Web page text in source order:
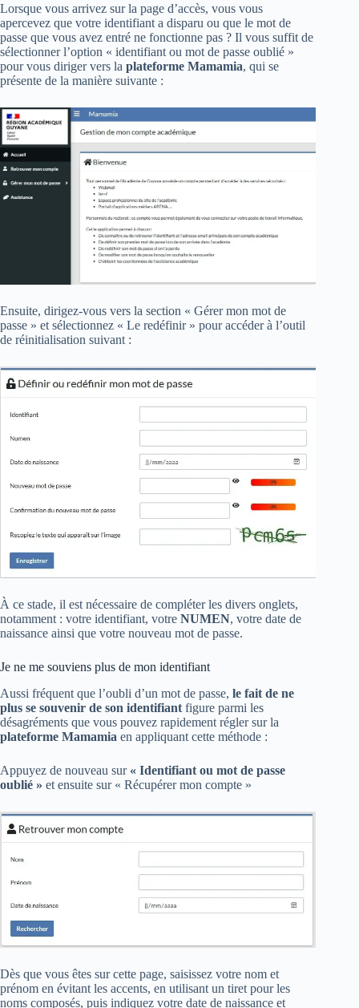
Lorsque vous arrivez sur la page d’accès, vous vous
apercevez que votre identifiant a disparu ou que le mot de
passe que vous avez entré ne fonctionne pas ? Il vous suffit de
sélectionner l’option « identifiant ou mot de passe oublié »
pour vous diriger vers la plateforme Mamamia, qui se
présente de la manière suivante :
Ensuite, dirigez-vous vers la section « Gérer mon mot de
passe » et sélectionnez « Le redéfinir » pour accéder à l’outil
de réinitialisation suivant :
À ce stade, il est nécessaire de compléter les divers onglets,
notamment : votre identifiant, votre NUMEN, votre date de
naissance ainsi que votre nouveau mot de passe.
Je ne me souviens plus de mon identifiant
Aussi fréquent que l’oubli d’un mot de passe, le fait de ne
plus se souvenir de son identifiant figure parmi les
désagréments que vous pouvez rapidement régler sur la
plateforme Mamamia en appliquant cette méthode :
Appuyez de nouveau sur « Identifiant ou mot de passe
oublié » et ensuite sur « Récupérer mon compte »
Dès que vous êtes sur cette page, saisissez votre nom et
prénom en évitant les accents, en utilisant un tiret pour les
noms composés, puis indiquez votre date de naissance et